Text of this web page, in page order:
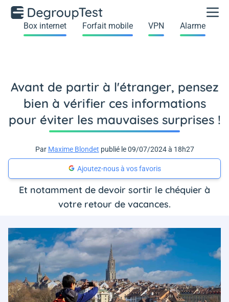
Box internet Forfait mobile VPN Alarme
Avant de partir à l'étranger, pensez
bien à vérifier ces informations
pour éviter les mauvaises surprises !
Par Maxime Blondet publié le 09/07/2024 à 18h27
Ajoutez-nous à vos favoris
Et notamment de devoir sortir le chéquier à
votre retour de vacances.